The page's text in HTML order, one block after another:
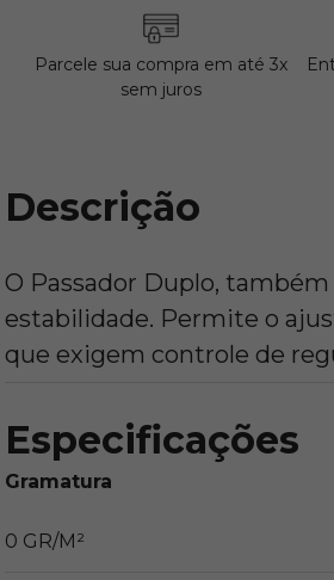
Parcele sua compra em até 3x
sem juros
Descrição
O Passador Duplo,
estabilidade. Permite o
que exigem controle de
Especificações
Gramatura
0 GR/M²